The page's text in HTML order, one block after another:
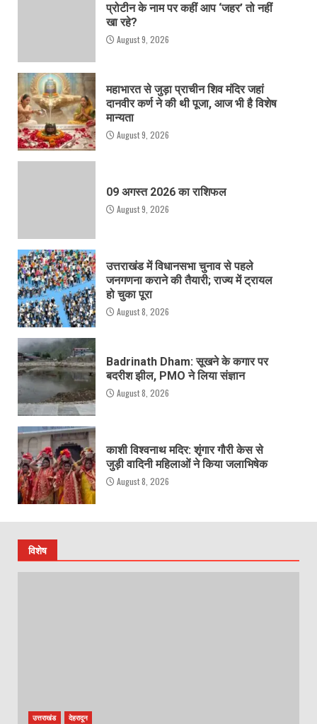
प्रोटीन के नाम पर कहीं आप ‘जहर’ तो नहीं
खा रहे?
August 9, 2026
महाभारत से जुड़ा प्राचीन शिव मंदिर जहां
दानवीर कर्ण ने की थी पूजा, आज भी है विशेष
मान्यता
August 9, 2026
09 अगस्त 2026 का राशिफल
August 9, 2026
उत्तराखंड में विधानसभा चुनाव से पहले
जनगणना कराने की तैयारी; राज्य में ट्रायल
हो चुका पूरा
August 8, 2026
Badrinath Dham: सूखने के कगार पर
बदरीश झील, PMO ने लिया संज्ञान
August 8, 2026
काशी विश्वनाथ मदिर: शृंगार गौरी केस से
जुड़ी वादिनी महिलाओं ने किया जलाभिषेक
August 8, 2026
विशेष
उत्तराखंड देहरादून